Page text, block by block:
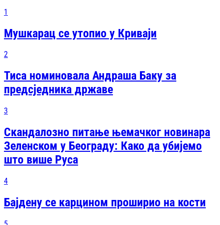
1
Мушкарац се утопио у Криваји
2
Тиса номиновала Андраша Баку за
предсједника државе
3
Скандалозно питање њемачког новинара
Зеленском у Београду: Како да убијемо
што више Руса
4
Бајдену се карцином проширио на кости